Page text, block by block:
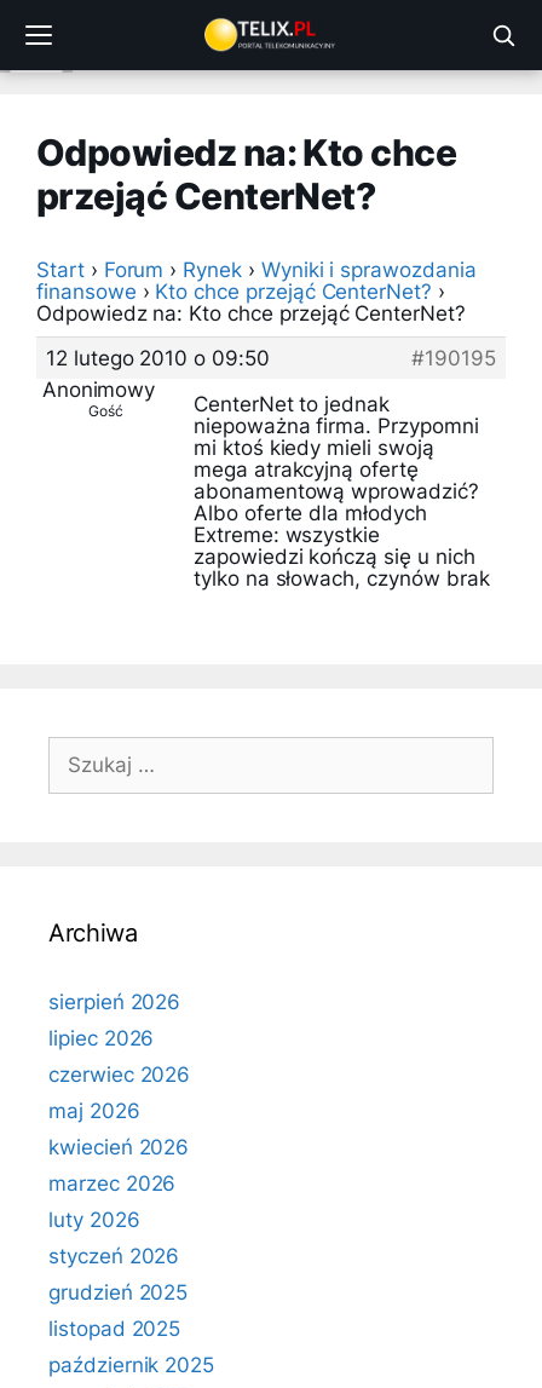
treści
Odpowiedz na: Kto chce
przejąć CenterNet?
Start › Forum › Rynek › Wyniki i sprawozdania
finansowe › Kto chce przejąć CenterNet? ›
Odpowiedz na: Kto chce przejąć CenterNet?
12 lutego 2010 o 09:50
#190195
Anonimowy
Gość
CenterNet to jednak
niepoważna firma. Przypomni
mi ktoś kiedy mieli swoją
mega atrakcyjną ofertę
abonamentową wprowadzić?
Albo oferte dla młodych
Extreme: wszystkie
zapowiedzi kończą się u nich
tylko na słowach, czynów brak
Szukaj:
Archiwa
sierpień 2026
lipiec 2026
czerwiec 2026
maj 2026
kwiecień 2026
marzec 2026
luty 2026
styczeń 2026
grudzień 2025
listopad 2025
październik 2025